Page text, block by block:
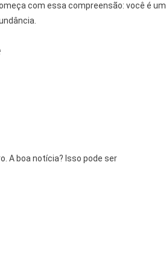
com essa compreensão: você é um
A boa notícia? Isso pode ser